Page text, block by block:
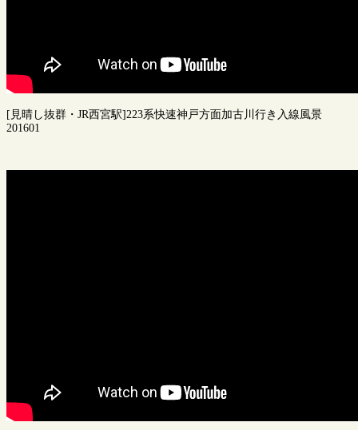
[見晴し抜群・JR西宮駅]223系快速神戸方面加古川行き入線風景
201601